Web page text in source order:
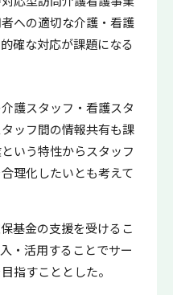
への適切な介護・看護
確な対応が課題になる
護スタッフ・看護スタ
ッフ間の情報共有も課
いう特性からスタッフ
理化したいとも考えて
基金の支援を受けるこ
・活用することでサー
指すこととした。